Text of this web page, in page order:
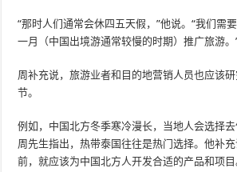
“那时人们通常会休四五天假，”他说。“我们需
一月（中国出境游通常较慢的时期）推广旅游。
周补充说，旅游业者和目的地营销人员也应该
节。
例如，中国北方冬季寒冷漫长，当地人会选择去
周先生指出，热带泰国往往是热门选择。他补
前，就应该为中国北方人开发合适的产品和项目